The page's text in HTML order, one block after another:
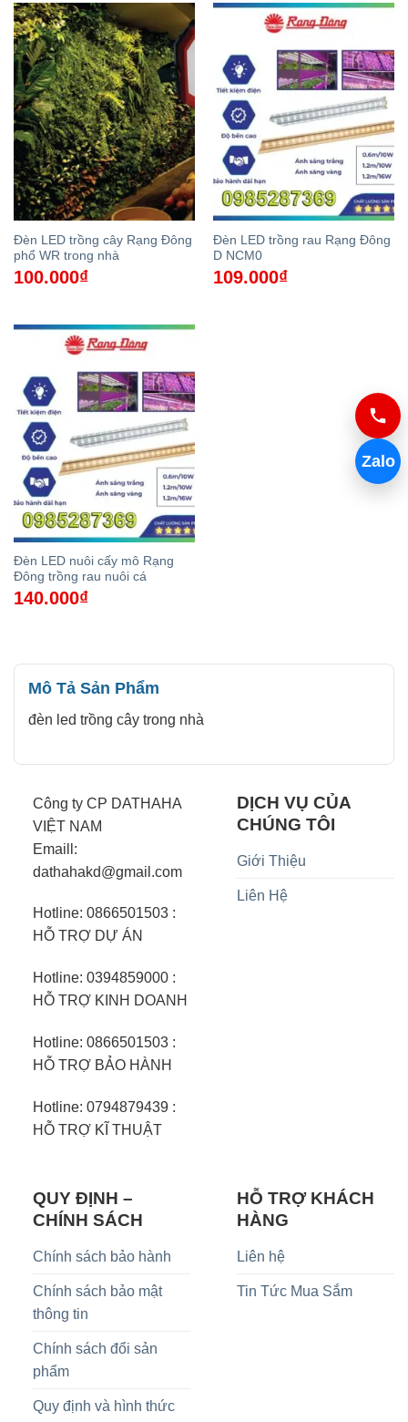
Đèn LED trồng cây Rạng Đông
phổ WR trong nhà
100.000₫
Đèn LED trồng rau Rạng Đông
D NCM0
109.000₫
Đèn LED nuôi cấy mô Rạng
Đông trồng rau nuôi cá
140.000₫
Mô Tả Sản Phẩm
đèn led trồng cây trong nhà
Công ty CP DATHAHA
VIỆT NAM
Emaill:
dathahakd@gmail.com
Hotline: 0866501503 :
HỖ TRỢ DỰ ÁN
Hotline: 0394859000 :
HỖ TRỢ KINH DOANH
Hotline: 0866501503 :
HỖ TRỢ BẢO HÀNH
Hotline: 0794879439 :
HỖ TRỢ KĨ THUẬT
DỊCH VỤ CỦA
CHÚNG TÔI
Giới Thiệu
Liên Hệ
QUY ĐỊNH –
CHÍNH SÁCH
Chính sách bảo hành
Chính sách bảo mật
thông tin
Chính sách đổi sản
phẩm
Quy định và hình thức
HỖ TRỢ KHÁCH
HÀNG
Liên hệ
Tin Tức Mua Sắm
Zalo